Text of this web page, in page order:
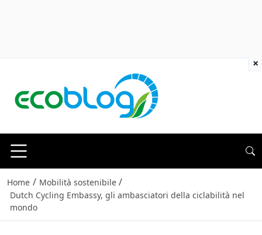
Home / Mobilità sostenibile /
Dutch Cycling Embassy, gli ambasciatori della ciclabilità nel
mondo
×